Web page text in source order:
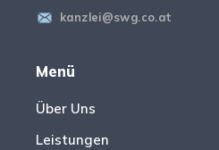
kanzlei@swg.co.at
Menü
Über Uns
Leistungen